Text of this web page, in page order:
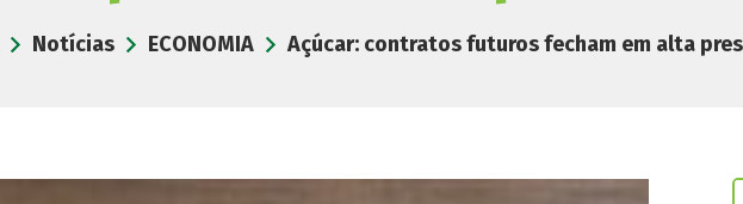
Notícias ECONOMIA Açúcar: contratos futuros fecham em alta